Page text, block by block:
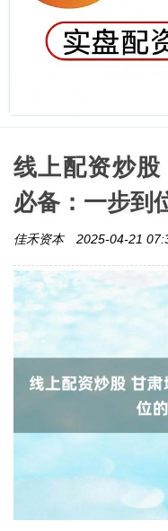
线上配资炒
必备：一步到
佳禾资本 2025-04-21